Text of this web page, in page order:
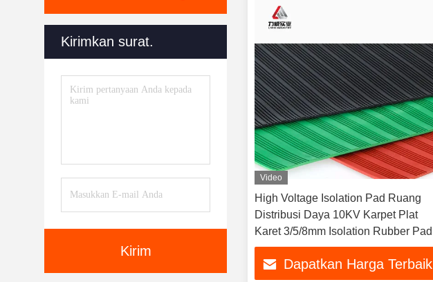
Kirimkan surat.
Kirim
Video
High Voltage Isolation Pad Ruang
Distribusi Daya 10KV Karpet Plat
Karet 3/5/8mm Isolation Rubber Pad
Dapatkan Harga Terbaik